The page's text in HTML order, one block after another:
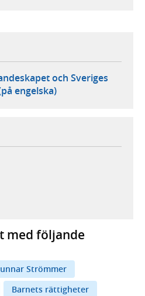
och Sveriges
engelska)
ny flik, extern webbplats,
webbplats,
flik, extern webbplats,
postklient,
med följande
Strömmer
Barnets rättigheter